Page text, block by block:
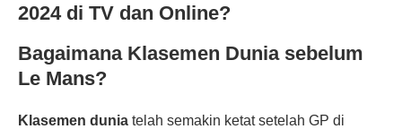
2024 di TV dan Online?
Bagaimana Klasemen Dunia sebelum
Le Mans?
Klasemen dunia telah semakin ketat setelah GP di